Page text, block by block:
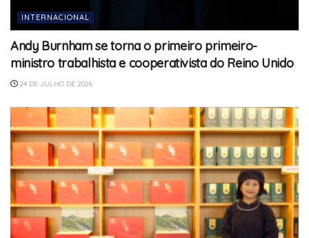
INTERNACIONAL
Andy Burnham se torna o primeiro primeiro-
ministro trabalhista e cooperativista do Reino Unido
24 DE JULHO DE 2026